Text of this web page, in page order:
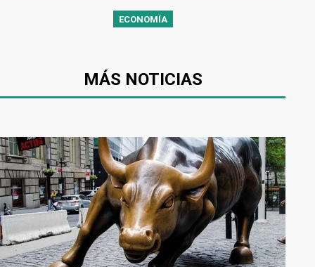
ECONOMÍA
MÁS NOTICIAS